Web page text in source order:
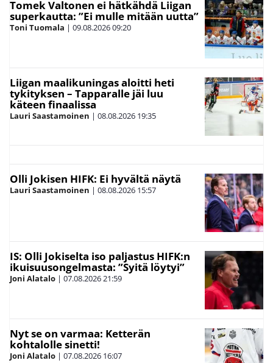
Tomek Valtonen ei hätkähdä Liigan
superkautta: ”Ei mulle mitään uutta”
Toni Tuomala | 09.08.202609:20
Liigan maalikuningas aloitti heti
tykityksen – Tapparalle jäi luu
käteen finaalissa
Lauri Saastamoinen | 08.08.2026 19:35
Olli Jokisen HIFK: Ei hyvältä näytä
Lauri Saastamoinen | 08.08.2026 15:57
IS: Olli Jokiselta iso paljastus HIFK:n
ikuisuusongelmasta: ”Syitä löytyi”
Joni Alatalo | 07.08.202621:59
Nyt se on varmaa: Ketterän
kohtalolle sinetti!
Joni Alatalo | 07.08.2026 16:07